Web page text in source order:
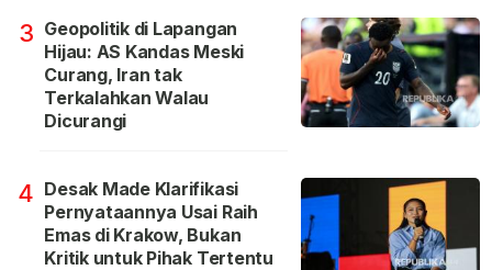
3 Geopolitik di Lapangan
Hijau: AS Kandas Meski
Curang, Iran tak
Terkalahkan Walau
Dicurangi
4 Desak Made Klarifikasi
Pernyataannya Usai Raih
Emas di Krakow, Bukan
Kritik untuk Pihak Tertentu